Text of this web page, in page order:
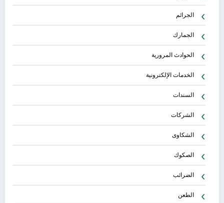
الجرائم
الجمارك
الحوادث المرورية
الخدمات الإلكترونية
السندات
الشركات
الشكاوى
الصكوك
الضرائب
الطعن